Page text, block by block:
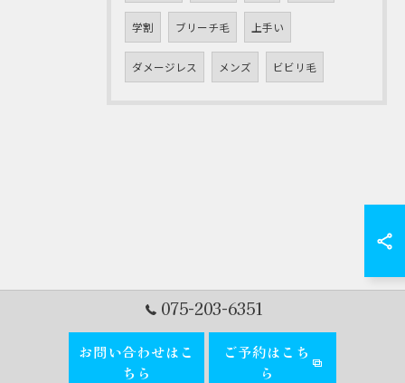
学割 ブリーチ毛 上手い
ダメージレス メンズ ビビリ毛
075-203-6351
お問い合わせはこ
ちら
ご予約はこち
ら